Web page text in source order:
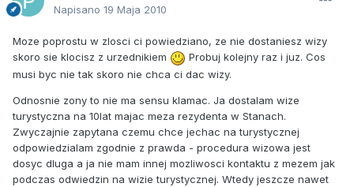
Napisano 19 Maja 2010
Moze poprostu w zlosci ci powiedziano, ze nie dostaniesz wizy
skoro sie klocisz z urzednikiem
Probuj kolejny raz i juz. Cos
musi byc nie tak skoro nie chca ci dac wizy.
Odnosnie zony to nie ma sensu klamac. Ja dostalam wize
turystyczna na 10lat majac meza rezydenta w Stanach.
Zwyczajnie zapytana czemu chce jechac na turystycznej
odpowiedzialam zgodnie z prawda - procedura wizowa jest
dosyc dluga a ja nie mam innej mozliwosci kontaktu z mezem jak
podczas odwiedzin na wizie turystycznej. Wtedy jeszcze nawet